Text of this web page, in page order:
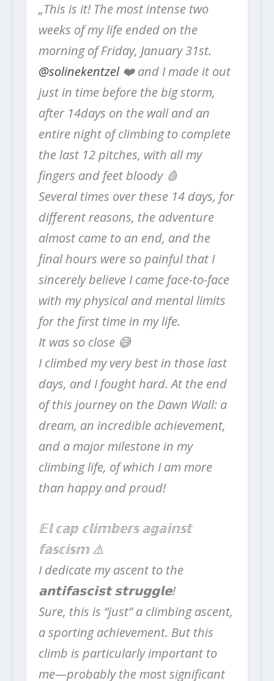
„This is it! The most intense two
weeks of my life ended on the
morning of Friday, January 31st.
@solinekentzel❤️ and I made it out
just in time before the big storm,
after 14days on the wall and an
entire night of climbing to complete
the last 12 pitches, with all my
fingers and feet bloody 🩸
Several times over these 14 days, for
different reasons, the adventure
almost came to an end, and the
final hours were so painful that I
sincerely believe I came face-to-face
with my physical and mental limits
for the first time in my life.
It was so close 😅
I climbed my very best in those last
days, and I fought hard. At the end
of this journey on the Dawn Wall: a
dream, an incredible achievement,
and a major milestone in my
climbing life, of which I am more
than happy and proud!
𝔼𝕝 𝕔𝕒𝕡 𝕔𝕝𝕚𝕞𝕓𝕖𝕣𝕤 𝕒𝕘𝕒𝕚𝕟𝕤𝕥
𝕗𝕒𝕤𝕔𝕚𝕤𝕞 ⚠️
I dedicate my ascent to the
𝗮𝗻𝘁𝗶𝗳𝗮𝘀𝗰𝗶𝘀𝘁 𝘀𝘁𝗿𝘂𝗴𝗴𝗹𝗲!
Sure, this is “just” a climbing ascent,
a sporting achievement. But this
climb is particularly important to
me—probably the most significant